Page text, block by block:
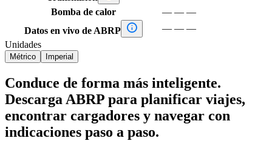
Bomba de calor
— — —
Datos en vivo de ABRP
 — — —
Unidades
Métrico Imperial
Conduce de forma más inteligente.
Descarga ABRP para planificar viajes,
encontrar cargadores y navegar con
indicaciones paso a paso.